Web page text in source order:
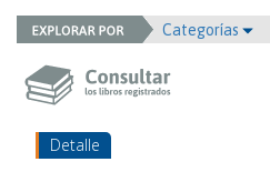
Categorías
Detalle